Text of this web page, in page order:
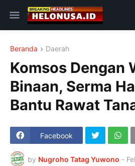
Beranda Daerah
Komsos Dengan
Binaan, Serma
Bantu Rawat
Facebook
by Nugroho Tatag Yuwono -